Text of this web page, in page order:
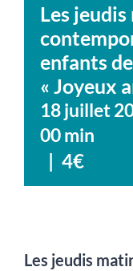
Les jeudis
enfants
« Joyeux
18 juillet
00 min
| 4€
Les jeudis